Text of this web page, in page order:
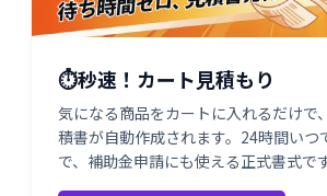
⏱️秒速！カート見積もり
気になる商品をカートに入れるだけで
積書が自動作成されます。24時間いつ
で、補助金申請にも使える正式書式です